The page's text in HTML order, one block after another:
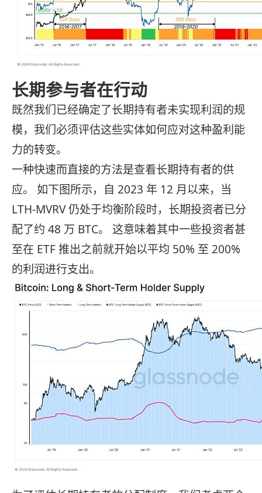
长期参与者在行动
既然我们已经确定了长期持有者未实现利润的规
模，我们必须评估这些实体如何应对这种盈利能
力的转变。
一种快速而直接的方法是查看长期持有者的供
应。 如下图所示，自 2023 年 12 月以来，当
LTH-MVRV 仍处于均衡阶段时，长期投资者已分
配了约 48 万 BTC。 这意味着其中一些投资者甚
至在 ETF 推出之前就开始以平均 50% 至 200%
的利润进行支出。